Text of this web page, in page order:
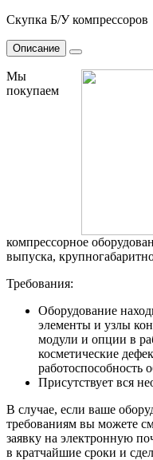
Скупка Б/У компрессоров
Описание
Мы
покупаем
компрессорное
выпуска,
Требования:
Оборудование
элементы и узлы
модули и опции в
косметические
работоспособность
Присутствует вся
В случае, если ваше
требованиям вы можете
заявку на электронную
в кратчайшие сроки и